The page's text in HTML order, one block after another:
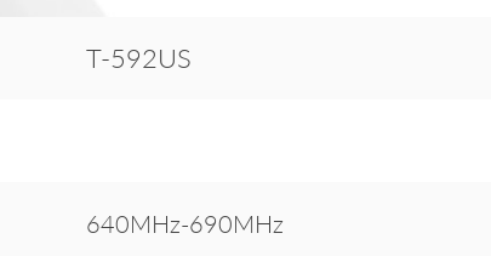
T-592US
640MHz-690MHz